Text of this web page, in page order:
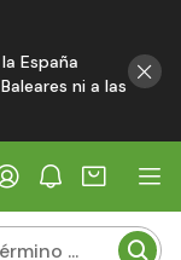
España
ni a las